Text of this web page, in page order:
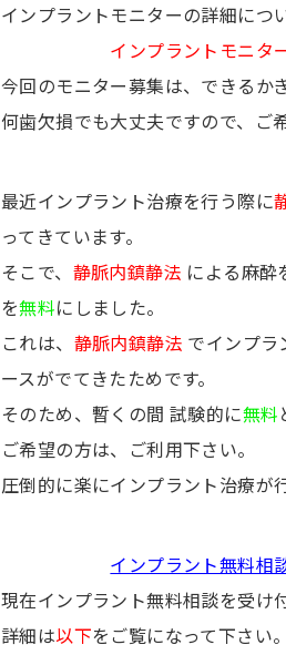
インプラントモニターの詳細につ
インプラントモニタ
今回のモニター募集は、できるか
何歯欠損でも大丈夫ですので、ご
最近インプラント治療を行う際に
ってきています。
そこで、 静脈内鎮静法 による麻酔
を無料にしました。
これは、 静脈内鎮静法 でインプラ
ースがでてきたためです。
そのため、暫くの間 試験的に無料
ご希望の方は、ご利用下さい。
圧倒的に楽にインプラント治療が
インプラント無料相
現在インプラント無料相談を受け
詳細は以下をご覧になって下さい。